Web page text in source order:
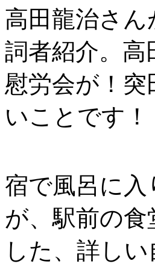
高田龍治さ
詞者紹介。
慰労会が！
いことです！
宿で風呂に
が、駅前の
した、詳し